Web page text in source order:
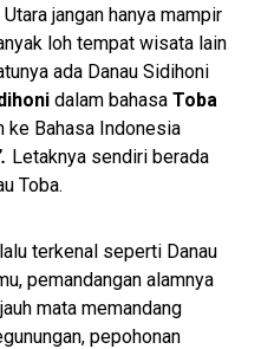
jangan hanya mampir
loh tempat wisata lain
ada Danau Sidihoni
dalam bahasaToba
ke Bahasa Indonesia
Letaknya sendiri berada
Toba.
terkenal seperti Danau
pemandangan alamnya
mata memandang
pepohonan